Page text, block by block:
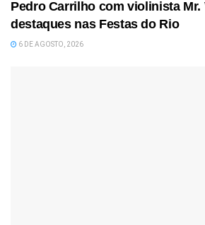
Pedro Carrilho com violinista Mr.
destaques nas Festas do Rio
6 DE AGOSTO, 2026